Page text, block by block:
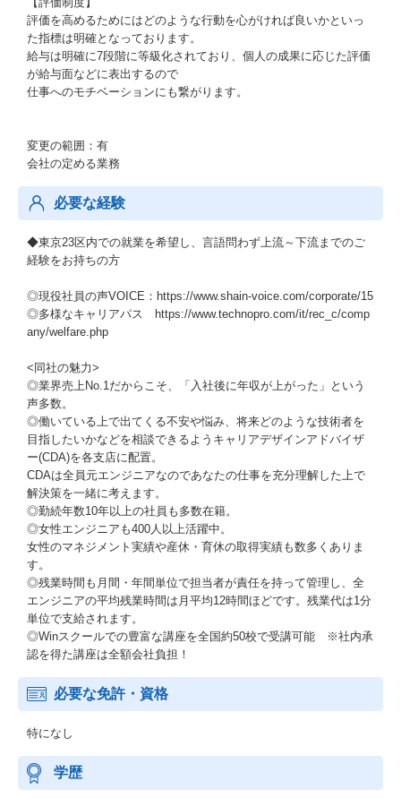
評価を高めるためにはどのような行動を心がければ良いかといっ
た指標は明確となっております。
給与は明確に7段階に等級化されており、個人の成果に応じた評価
が給与面などに表出するので
仕事へのモチベーションにも繋がります。
変更の範囲：有
会社の定める業務
必要な経験
◆東京23区内での就業を希望し、言語問わず上流～下流までのご
経験をお持ちの方
◎現役社員の声VOICE：https://www.shain-voice.com/corporate/15
◎多様なキャリアパス https://www.technopro.com/it/rec_c/comp
any/welfare.php
<同社の魅力>
◎業界売上No.1だからこそ、「入社後に年収が上がった」という
声多数。
◎働いている上で出てくる不安や悩み、将来どのような技術者を
目指したいかなどを相談できるようキャリアデザインアドバイザ
ー(CDA)を各支店に配置。
CDAは全員元エンジニアなのであなたの仕事を充分理解した上で
解決策を一緒に考えます。
◎勤続年数10年以上の社員も多数在籍。
◎女性エンジニアも400人以上活躍中。
女性のマネジメント実績や産休・育休の取得実績も数多くありま
す。
◎残業時間も月間・年間単位で担当者が責任を持って管理し、全
エンジニアの平均残業時間は月平均12時間ほどです。残業代は1分
単位で支給されます。
◎Winスクールでの豊富な講座を全国約50校で受講可能 ※社内承
認を得た講座は全額会社負担！
必要な免許・資格
特になし
学歴